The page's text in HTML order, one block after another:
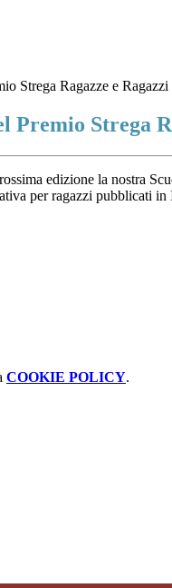
Strega Ragazze e Ragazzi
Premio Strega
edizione la nostra
per ragazzi pubblicati
COOKIE POLICY.